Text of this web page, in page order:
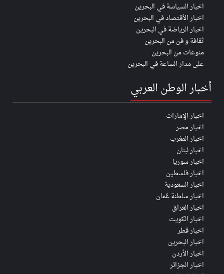
اخبار السياسة في البحرين
اخبار الأقتصاد في البحرين
اخبار الرياضة في البحرين
ثقافة و فن من البحرين
منوعات من البحرين
على مدار الساعة في البحرين
أخبار الوطن العربي
اخبار الإمارات
اخبار مصر
اخبار المغرب
اخبار لبنان
اخبار سوريا
اخبار فلسطين
اخبار السعودية
اخبار سلطنة عُمان
اخبار العراق
اخبار الكويت
اخبار قطر
اخبار البحرين
اخبار الأردن
اخبار الجزائر